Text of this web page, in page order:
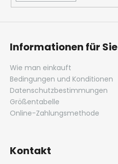
Informationen für Sie
Wie man einkauft
Bedingungen und Konditionen
Datenschutzbestimmungen
Größentabelle
Online-Zahlungsmethode
Kontakt